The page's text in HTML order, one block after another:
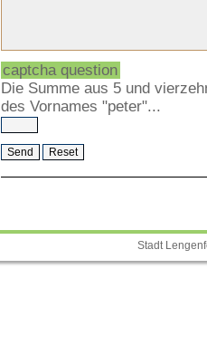
captcha question
Die Summe aus 5 und
des Vornames "peter"...
Stadt